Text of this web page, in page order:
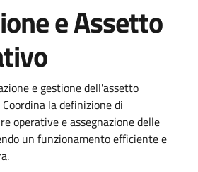
e Assetto
e gestione dell'assetto
la definizione di
operative e assegnazione delle
un funzionamento efficiente e